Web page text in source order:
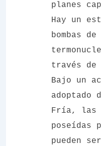
planes
Hay un
bombas
través de
Bajo un
adoptado
Fría, las
poseídas
pueden